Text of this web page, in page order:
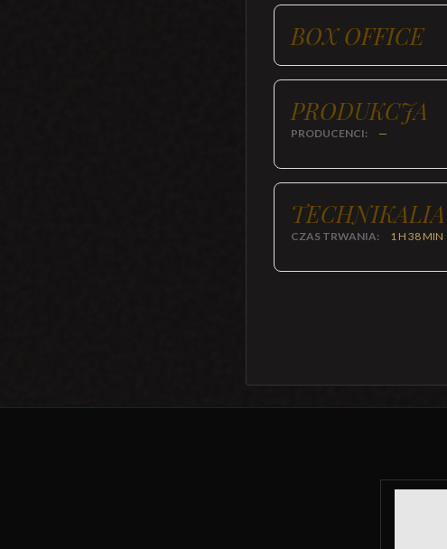
BOX OFFICE
PRODUKCJA
PRODUCENCI: —
TECHNIKALIA
CZAS TRWANIA: 1 H 38 MIN